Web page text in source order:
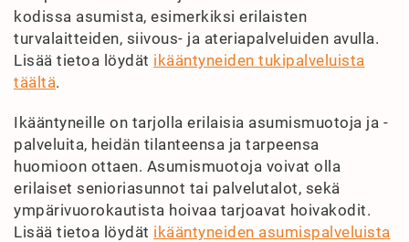
kodissa asumista, esimerkiksi erilaisten
turvalaitteiden, siivous- ja ateriapalveluiden avulla.
Lisää tietoa löydät ikääntyneiden tukipalveluista
täältä.
Ikääntyneille on tarjolla erilaisia asumismuotoja ja -
palveluita, heidän tilanteensa ja tarpeensa
huomioon ottaen. Asumismuotoja voivat olla
erilaiset senioriasunnot tai palvelutalot, sekä
ympärivuorokautista hoivaa tarjoavat hoivakodit.
Lisää tietoa löydät ikääntyneiden asumispalveluista